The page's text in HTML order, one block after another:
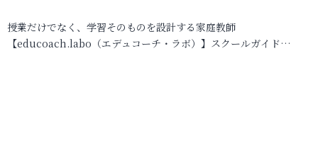
授業だけでなく、学習そのものを設計する家庭教師
【educoach.labo（エデュコーチ・ラボ）】スクールガイド…